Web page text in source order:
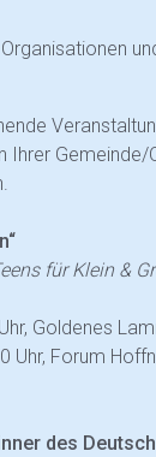
Ihrer
für Klein &
Goldenes
Forum
des